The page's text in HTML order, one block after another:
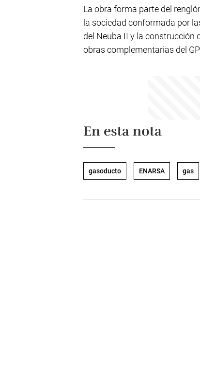
La obra forma parte del
la sociedad conformada por
del Neuba II y la construcción
obras complementarias del
En esta nota
gasoducto ENARSA gas